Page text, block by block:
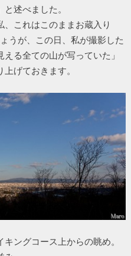
述べました。
これはこのままお蔵入り
うが、この日、私が撮影した
る全ての山が写っていた」
げておきます。
ングコース上からの眺め。